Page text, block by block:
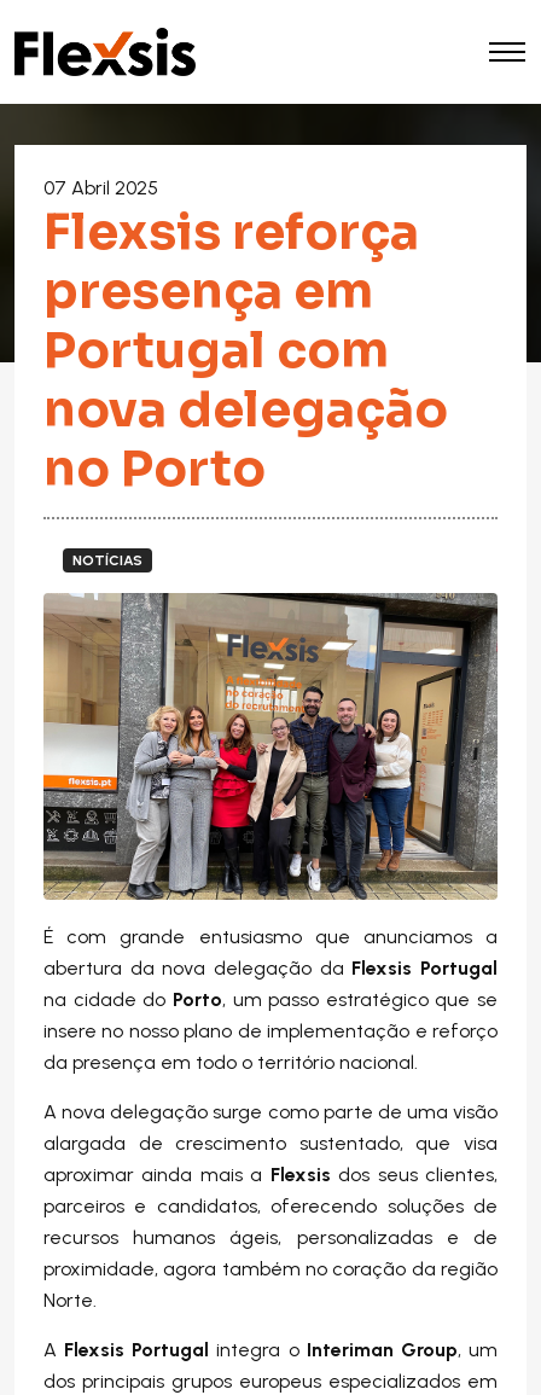
07 Abril 2025
Flexsis reforça
presença em
Portugal com
nova delegação
no Porto
NOTÍCIAS
É com grande entusiasmo que anunciamos a
abertura da nova delegação da Flexsis Portugal
na cidade do Porto, um passo estratégico que se
insere no nosso plano de implementação e reforço
da presença em todo o território nacional.
A nova delegação surge como parte de uma visão
alargada de crescimento sustentado, que visa
aproximar ainda mais a Flexsisdos seus clientes,
parceiros e candidatos, oferecendo soluções de
recursos humanos ágeis, personalizadas e de
proximidade, agora também no coração da região
Norte.
A Flexsis Portugal integra o Interiman Group, um
dos principais grupos europeus especializados em